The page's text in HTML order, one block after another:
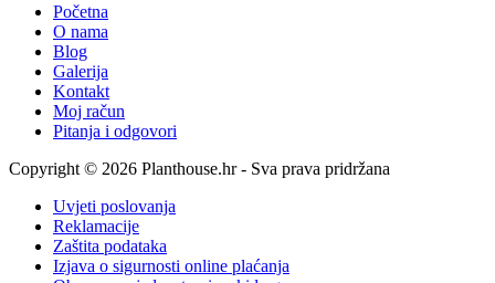
Početna
O nama
Blog
Galerija
Kontakt
Moj račun
Pitanja i odgovori
Copyright © 2026 Planthouse.hr - Sva prava pridržana
Uvjeti poslovanja
Reklamacije
Zaštita podataka
Izjava o sigurnosti online plaćanja